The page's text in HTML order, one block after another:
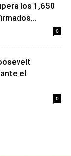
los 1,650
0
el
0